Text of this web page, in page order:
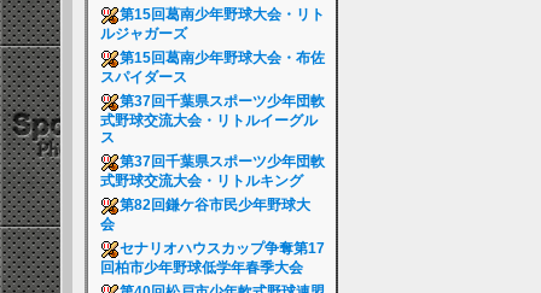
第15回葛南少年野球大会・リト
ルジャガーズ
第15回葛南少年野球大会・布佐
スパイダース
第37回千葉県スポーツ少年団軟
式野球交流大会・リトルイーグル
ス
第37回千葉県スポーツ少年団軟
式野球交流大会・リトルキング
第82回鎌ケ谷市民少年野球大
会
セナリオハウスカップ争奪第17
回柏市少年野球低学年春季大会